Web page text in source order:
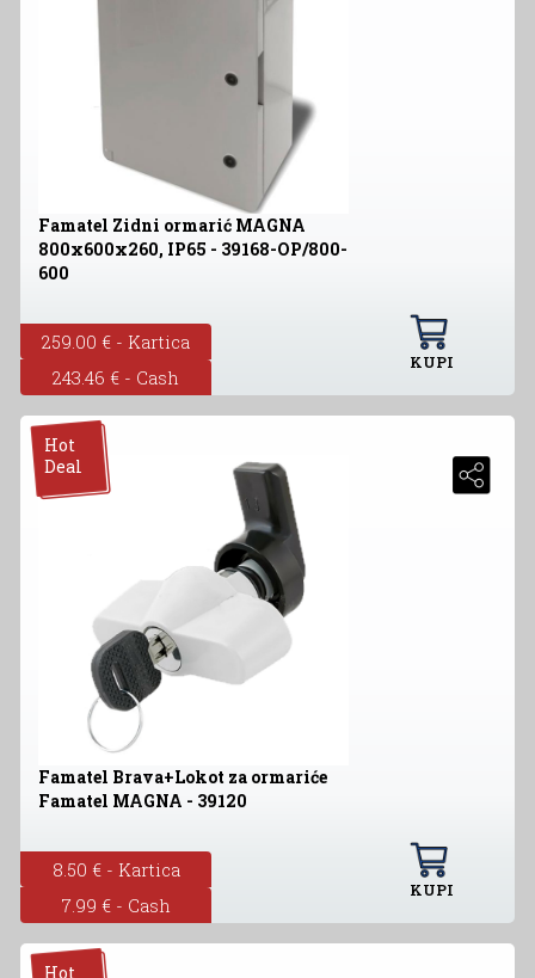
Famatel Zidni ormarić MAGNA
800x600x260, IP65 - 39168-OP/800-
600
259.00 € - Kartica
243.46 € - Cash
KUPI
Hot
Deal
Famatel Brava+Lokot za ormariće
Famatel MAGNA - 39120
8.50 € - Kartica
7.99 € - Cash
KUPI
Hot